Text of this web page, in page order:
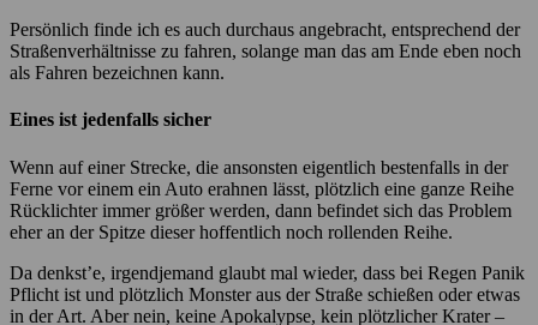
Persönlich finde ich es auch durchaus angebracht, entsprechend der
Straßenverhältnisse zu fahren, solange man das am Ende eben noch
als Fahren bezeichnen kann.
Eines ist jedenfalls sicher
Wenn auf einer Strecke, die ansonsten eigentlich bestenfalls in der
Ferne vor einem ein Auto erahnen lässt, plötzlich eine ganze Reihe
Rücklichter immer größer werden, dann befindet sich das Problem
eher an der Spitze dieser hoffentlich noch rollenden Reihe.
Da denkst’e, irgendjemand glaubt mal wieder, dass bei Regen Panik
Pflicht ist und plötzlich Monster aus der Straße schießen oder etwas
in der Art. Aber nein, keine Apokalypse, kein plötzlicher Krater –